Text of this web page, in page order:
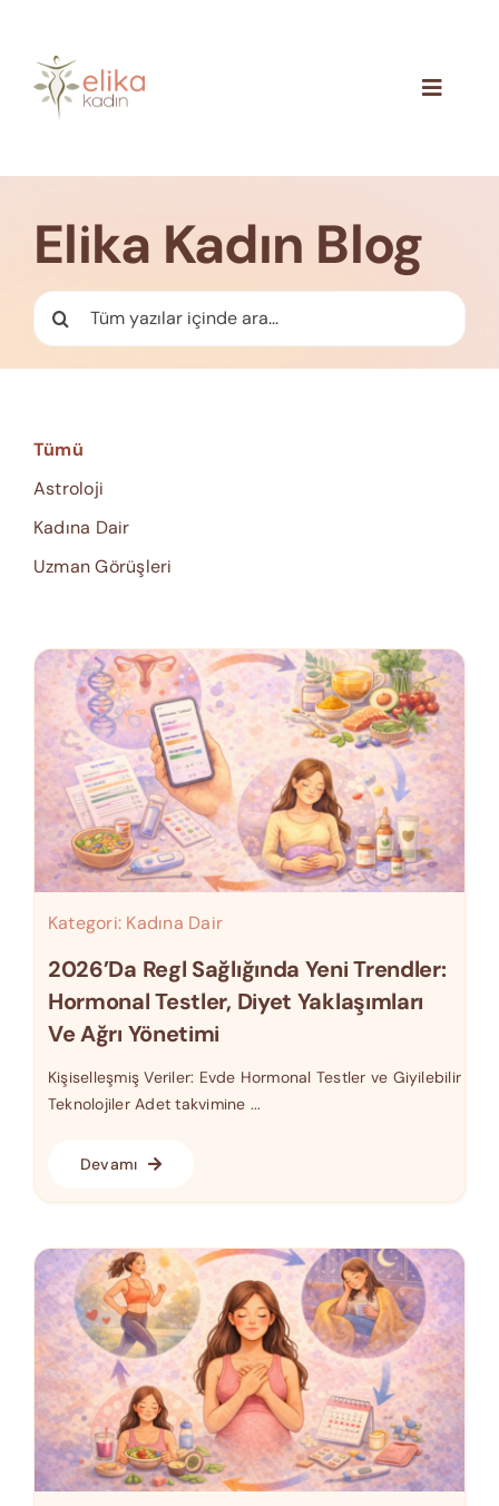
content
Toggle
İletişim
Elika Kadın Blog
Ara:
Tümü
Astroloji
Kadına Dair
Uzman Görüşleri
Kategori: Kadına Dair
2026’da Regl Sağlığında Yeni Trendler:
Hormonal Testler, Diyet Yaklaşımları
Ve Ağrı Yönetimi
Kişiselleşmiş Veriler: Evde Hormonal Testler ve Giyilebilir
Teknolojiler Adet takvimine ...
Devamı